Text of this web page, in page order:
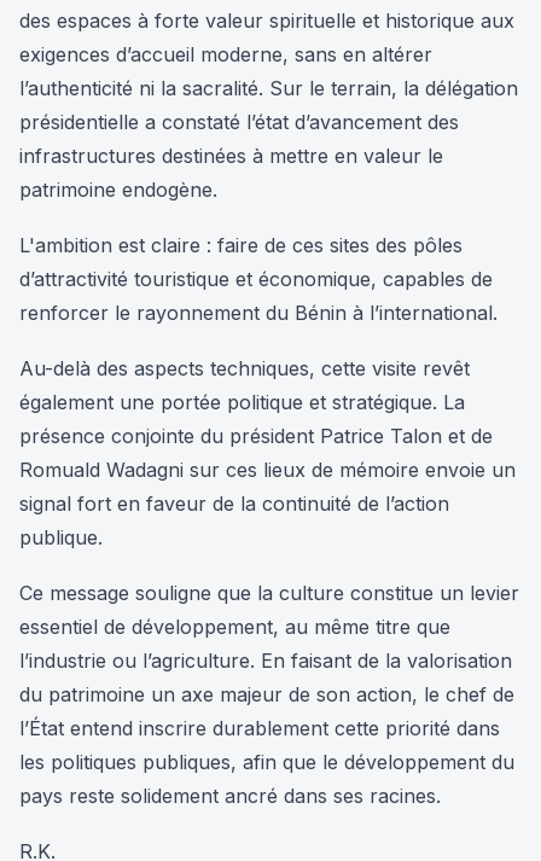
des espaces à forte valeur spirituelle et historique aux
exigences d’accueil moderne, sans en altérer
l’authenticité ni la sacralité. Sur le terrain, la délégation
présidentielle a constaté l’état d’avancement des
infrastructures destinées à mettre en valeur le
patrimoine endogène.
L'ambition est claire : faire de ces sites des pôles
d’attractivité touristique et économique, capables de
renforcer le rayonnement du Bénin à l’international.
Au-delà des aspects techniques, cette visite revêt
également une portée politique et stratégique. La
présence conjointe du président Patrice Talon et de
Romuald Wadagni sur ces lieux de mémoire envoie un
signal fort en faveur de la continuité de l’action
publique.
Ce message souligne que la culture constitue un levier
essentiel de développement, au même titre que
l’industrie ou l’agriculture. En faisant de la valorisation
du patrimoine un axe majeur de son action, le chef de
l’État entend inscrire durablement cette priorité dans
les politiques publiques, afin que le développement du
pays reste solidement ancré dans ses racines.
R.K.